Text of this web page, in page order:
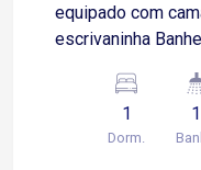
equipado com
escrivaninha
forno, cooktop,
aconchegante
gesso Sacada
1
Dorm.
1